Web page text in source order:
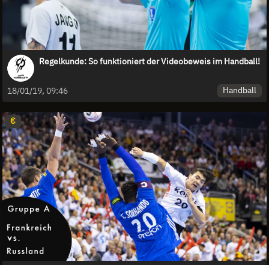
Regelkunde: So funktioniert der Videobeweis im Handball!
18/01/19, 09:46 Handball
€